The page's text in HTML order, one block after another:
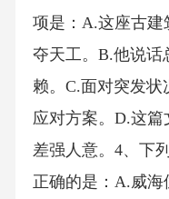
项是：A.这座古建
夺天工。B.他说话
赖。C.面对突发状
应对方案。D.这
差强人意。4、下
正确的是：A.威